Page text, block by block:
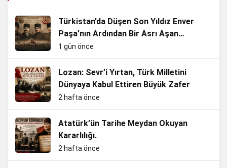
Türkistan’da Düşen Son Yıldız Enver
Paşa’nın Ardından Bir Asrı Aşan
Sessizlik
1 gün önce
Lozan: Sevr’i Yırtan, Türk Milletini
Dünyaya Kabul Ettiren Büyük Zafer
2 hafta önce
Atatürk’ün Tarihe Meydan Okuyan
Kararlılığı.
2 hafta önce